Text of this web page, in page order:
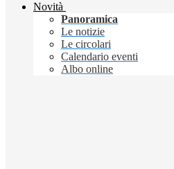
Novità
Panoramica
Le notizie
Le circolari
Calendario eventi
Albo online